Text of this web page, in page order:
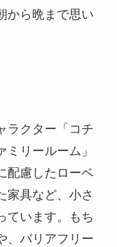
から晩まで思い
ラクター「コチ
リールーム」
配慮したローベ
家具など、小さ
ています。もち
、バリアフリー